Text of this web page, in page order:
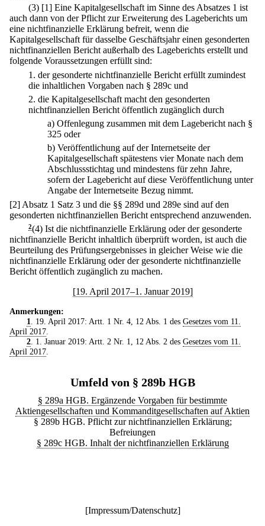
(3) [1] Eine Kapitalgesellschaft im Sinne des Absatzes 1 ist
auch dann von der Pflicht zur Erweiterung des Lageberichts um
eine nichtfinanzielle Erklärung befreit, wenn die
Kapitalgesellschaft für dasselbe Geschäftsjahr einen gesonderten
nichtfinanziellen Bericht außerhalb des Lageberichts erstellt und
folgende Voraussetzungen erfüllt sind:
1. der gesonderte nichtfinanzielle Bericht erfüllt zumindest
die inhaltlichen Vorgaben nach § 289c und
2. die Kapitalgesellschaft macht den gesonderten
nichtfinanziellen Bericht öffentlich zugänglich durch
a) Offenlegung zusammen mit dem Lagebericht nach §
325 oder
b) Veröffentlichung auf der Internetseite der
Kapitalgesellschaft spätestens vier Monate nach dem
Abschlussstichtag und mindestens für zehn Jahre,
sofern der Lagebericht auf diese Veröffentlichung unter
Angabe der Internetseite Bezug nimmt.
[2] Absatz 1 Satz 3 und die §§ 289d und 289e sind auf den
gesonderten nichtfinanziellen Bericht entsprechend anzuwenden.
2(4) Ist die nichtfinanzielle Erklärung oder der gesonderte
nichtfinanzielle Bericht inhaltlich überprüft worden, ist auch die
Beurteilung des Prüfungsergebnisses in gleicher Weise wie die
nichtfinanzielle Erklärung oder der gesonderte nichtfinanzielle
Bericht öffentlich zugänglich zu machen.
[19. April 2017–1. Januar 2019]
Anmerkungen:
1
. 19. April 2017: Artt. 1 Nr. 4, 12 Abs. 1 des Gesetzes vom 11.
April 2017
2. 1. Januar 2019: Artt. 2 Nr. 1, 12 Abs. 2 des Gesetzes vom 11.
April 2017
Umfeld von § 289b HGB
§ 289a HGB. Ergänzende Vorgaben für bestimmte
Aktiengesellschaften und Kommanditgesellschaften auf Aktien
§ 289b HGB. Pflicht zur nichtfinanziellen Erklärung;
Befreiungen
§ 289c HGB. Inhalt der nichtfinanziellen Erklärung
[Impressum/Datenschutz]